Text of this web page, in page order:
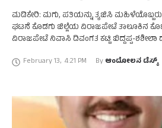
ಮಡಿಕೇರಿ: ಮಗು, ಪತಿಯನ್ನು ತ್ಯಜಿಸಿ ಮಹಿಳೆಯೊಬ್ಬರು
ಘಟನೆ ಕೊಡಗು ಜಿಲ್ಲೆಯ ವಿರಾಜಪೇಟೆ ತಾಲೂಕಿನ
ವಿರಾಜಪೇಟೆ ನಿವಾಸಿ ದಿವಂಗತ ಕಟ್ಟಿ ಬಿದ್ದಪ್ಪ-ಶಶೀಲಾ
February 13, 4:21 PM By ಆಂದೋಲನ ಡೆಸ್ಕ್